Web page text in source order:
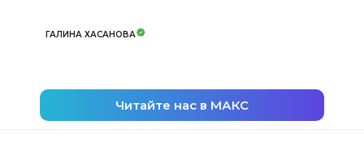
ГАЛИНА ХАСАНОВА
Читайте нас в МАКС